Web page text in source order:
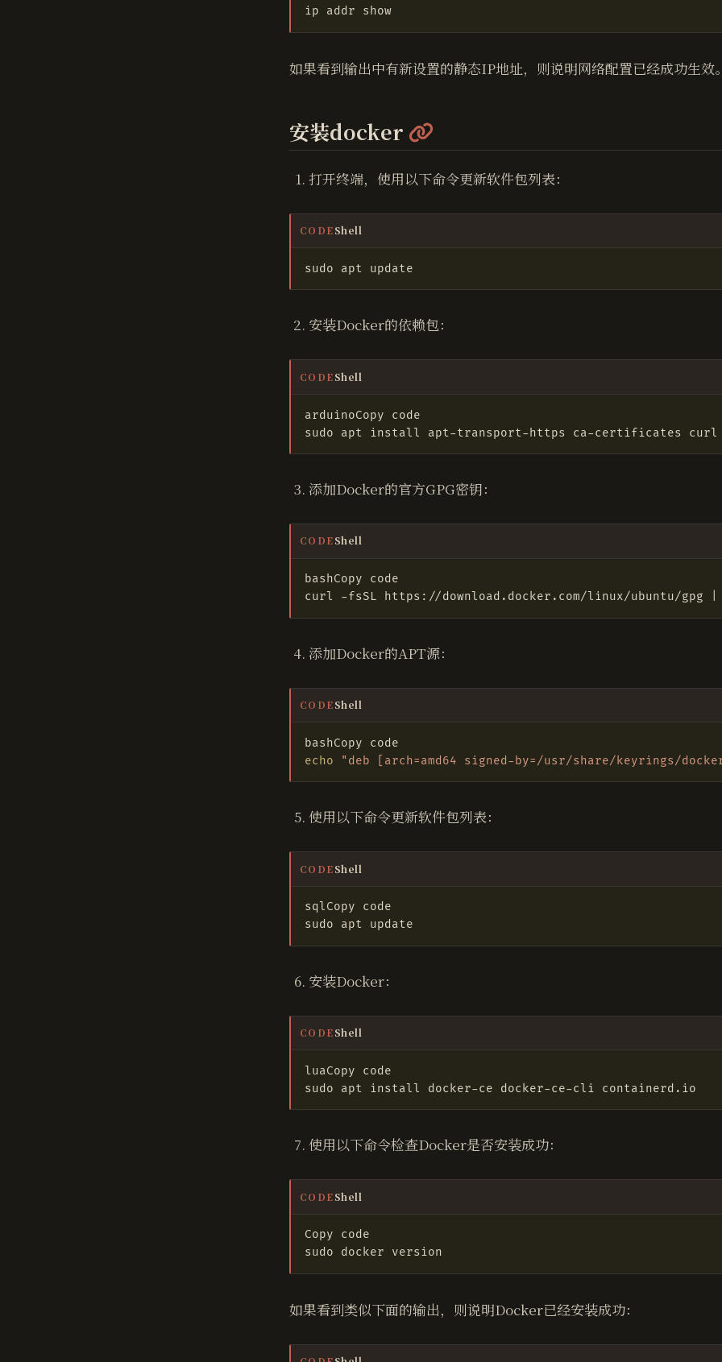
如果看到输出中有新设置的静态IP地址，则说明网络配置已经成功生效
安装docker
打开终端，使用以下命令更新软件包列表：
CODEShell
安装Docker的依赖包：
CODEShell
添加Docker的官方GPG密钥：
CODEShell
curl -fsSL https://download.docker.com/linux/ubuntu/gpg
添加Docker的APT源：
CODEShell
echo
"deb [arch=amd64 signed-by=/usr/share/keyrings/
使用以下命令更新软件包列表：
CODEShell
安装Docker：
CODEShell
使用以下命令检查Docker是否安装成功：
CODEShell
如果看到类似下面的输出，则说明Docker已经安装成功：